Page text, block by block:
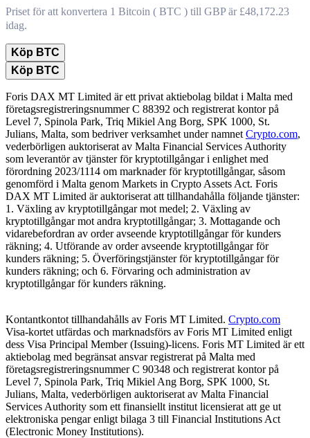
Priset för att konvertera 1 Bitcoin ( BTC ) till GBP är £48,172.23
idag.
Köp BTC
Köp BTC
Foris DAX MT Limited är ett privat aktiebolag bildat i Malta med
företagsregistreringsnummer C 88392 och registrerat kontor på
Level 7, Spinola Park, Triq Mikiel Ang Borg, SPK 1000, St.
Julians, Malta, som bedriver verksamhet under namnet Crypto.com,
vederbörligen auktoriserat av Malta Financial Services Authority
som leverantör av tjänster för kryptotillgångar i enlighet med
förordning 2023/1114 om marknader för kryptotillgångar, såsom
genomförd i Malta genom Markets in Crypto Assets Act. Foris
DAX MT Limited är auktoriserat att tillhandahålla följande tjänster:
1. Växling av kryptotillgångar mot medel; 2. Växling av
kryptotillgångar mot andra kryptotillgångar; 3. Mottagande och
vidarebefordran av order avseende kryptotillgångar för kunders
räkning; 4. Utförande av order avseende kryptotillgångar för
kunders räkning; 5. Överföringstjänster för kryptotillgångar för
kunders räkning; och 6. Förvaring och administration av
kryptotillgångar för kunders räkning.
Kontantkontot tillhandahålls av Foris MT Limited. Crypto.com
Visa-kortet utfärdas och marknadsförs av Foris MT Limited enligt
dess Visa Principal Member (Issuing)-licens. Foris MT Limited är ett
aktiebolag med begränsat ansvar registrerat på Malta med
företagsregistreringsnummer C 90348 och registrerat kontor på
Level 7, Spinola Park, Triq Mikiel Ang Borg, SPK 1000, St.
Julians, Malta, vederbörligen auktoriserat av Malta Financial
Services Authority som ett finansiellt institut licensierat att ge ut
elektroniska pengar enligt bilaga 3 till Financial Institutions Act
(Electronic Money Institutions).